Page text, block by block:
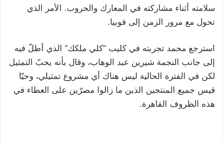
سلامته أثناء مشاركته في المعارك والحروب. الأمر الذي
تحول مع مرور الزمن إلى فوبيا.
استرجع محمد تجربته في كليب “كلي ملكك” الذي أطلّ فيه
إلى جانب النجمة شيرين عبد الوهاب، وقال بأنه يحبّ التمثيل
لكن في الفترة الحالية ليس هناك أي مشروع تمثيلي، وحيّا
قيس جميع المنتجين الذين ما زالوا مصرّين على العطاء في
هذه الظروف القاهرة.